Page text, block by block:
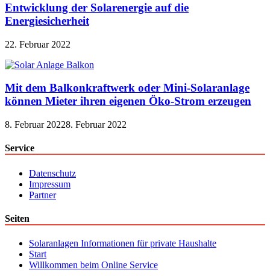
Entwicklung der Solarenergie auf die
Energiesicherheit
22. Februar 2022
Mit dem Balkonkraftwerk oder Mini-Solaranlage
können Mieter ihren eigenen Öko-Strom erzeugen
8. Februar 20228. Februar 2022
Service
Datenschutz
Impressum
Partner
Seiten
Solaranlagen Informationen für private Haushalte
Start
Willkommen beim Online Service